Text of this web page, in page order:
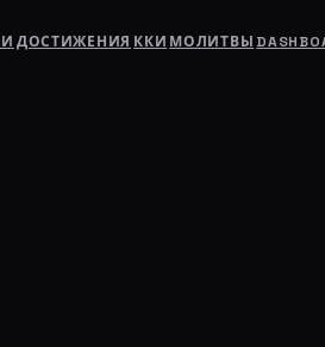
ДОСТИЖЕНИЯ ККИ МОЛИТВЫ